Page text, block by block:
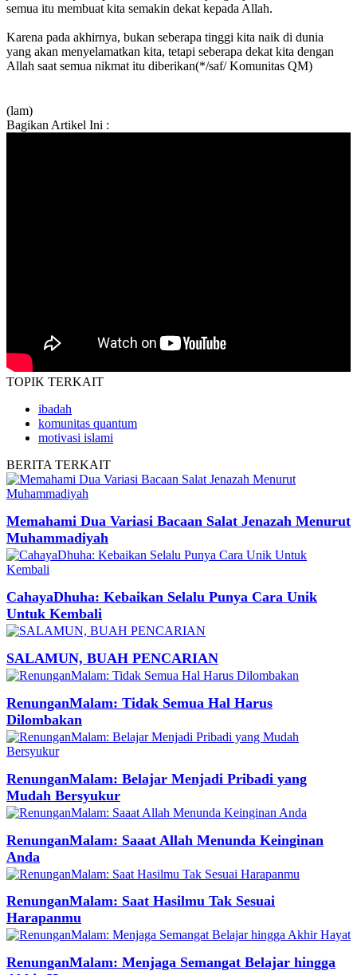
semua itu membuat kita semakin dekat kepada Allah.
Karena pada akhirnya, bukan seberapa tinggi kita naik di dunia
yang akan menyelamatkan kita, tetapi seberapa dekat kita dengan
Allah saat semua nikmat itu diberikan(*/saf/ Komunitas QM)
(lam)
Bagikan Artikel Ini :
TOPIK TERKAIT
ibadah
komunitas quantum
motivasi islami
BERITA TERKAIT
Memahami Dua Variasi Bacaan Salat Jenazah Menurut
Muhammadiyah
CahayaDhuha: Kebaikan Selalu Punya Cara Unik
Untuk Kembali
SALAMUN, BUAH PENCARIAN
RenunganMalam: Tidak Semua Hal Harus
Dilombakan
RenunganMalam: Belajar Menjadi Pribadi yang
Mudah Bersyukur
RenunganMalam: Saaat Allah Menunda Keinginan
Anda
RenunganMalam: Saat Hasilmu Tak Sesuai
Harapanmu
RenunganMalam: Menjaga Semangat Belajar hingga